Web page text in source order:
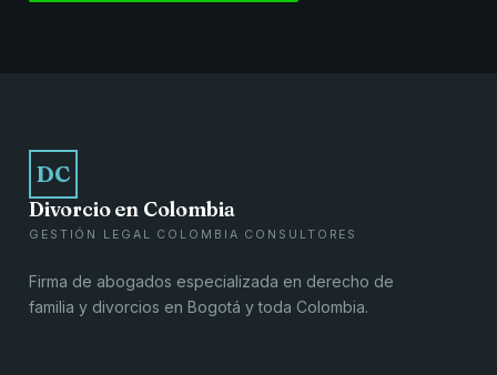
DC
Divorcio en Colombia
GESTIÓN LEGAL COLOMBIA CONSULTORES
Firma de abogados especializada en derecho de
familia y divorcios en Bogotá y toda Colombia.